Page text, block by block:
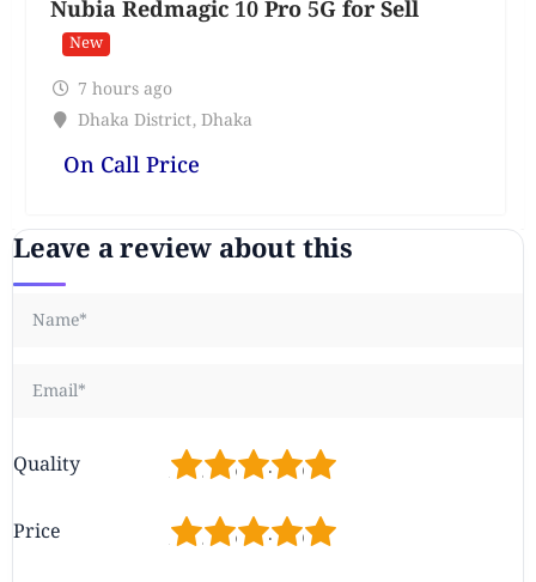
Nubia Redmagic 10 Pro 5G for Sell
New
7 hours ago
Dhaka District, Dhaka
On Call Price
Leave a review about this
Quality 5
4
3
2
Price 5
4
3
2